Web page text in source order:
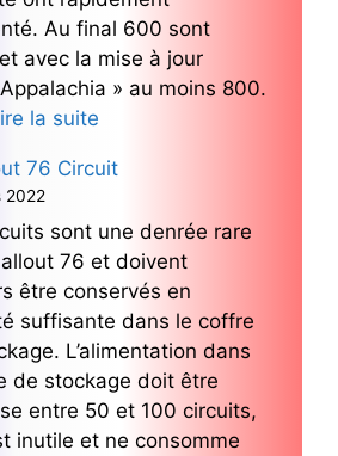
Au final 600 sont
avec la mise à jour
» au moins 800.
la suite
76 Circuit
2022
sont une denrée rare
76 et doivent
être conservés en
suffisante dans le coffre
L’alimentation dans
de stockage doit être
entre 50 et 100 circuits,
inutile et ne consomme